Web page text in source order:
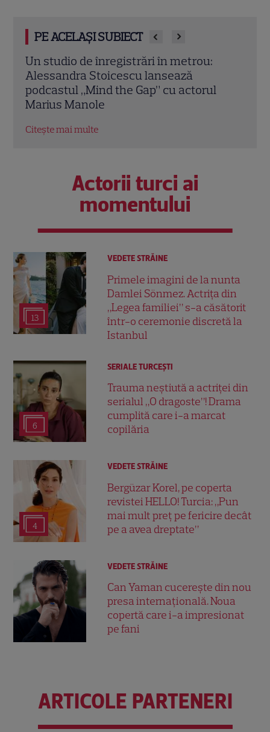
PE ACELAȘI SUBIECT
Destine cu parfum de lavandă: Când
începe sezonul final la Antena 1
Citește mai multe
Actorii turci ai
momentului
13
VEDETE STRĂINE
Primele imagini de la nunta
Damlei Sönmez. Actrița din
„Legea familiei” s-a căsătorit
într-o ceremonie discretă la
Istanbul
6
SERIALE TURCEŞTI
Trauma neștiută a actriței din
serialul „O dragoste”! Drama
cumplită care i-a marcat
copilăria
4
VEDETE STRĂINE
Bergüzar Korel, pe coperta
revistei HELLO! Turcia: „Pun
mai mult preț pe fericire decât
pe a avea dreptate”
VEDETE STRĂINE
Can Yaman cucerește din nou
presa internațională. Noua
copertă care i-a impresionat
pe fani
ARTICOLE PARTENERI